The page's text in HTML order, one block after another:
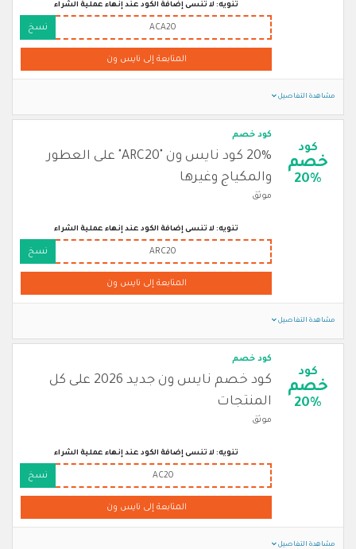
تنويه: لا تنسى إضافة الكود عند إنهاء عملية الشراء
ACA20 نسخ
المتابعة إلى نايس ون
مشاهدة التفاصيل
كود
خصم
20%
كود خصم
20% كود نايس ون "ARC20" على العطور
والمكياج وغيرها
موثق
تنويه: لا تنسى إضافة الكود عند إنهاء عملية الشراء
ARC20 نسخ
المتابعة إلى نايس ون
مشاهدة التفاصيل
كود
خصم
20%
كود خصم
كود خصم نايس ون جديد 2026 على كل
المنتجات
موثق
تنويه: لا تنسى إضافة الكود عند إنهاء عملية الشراء
AC20 نسخ
المتابعة إلى نايس ون
مشاهدة التفاصيل